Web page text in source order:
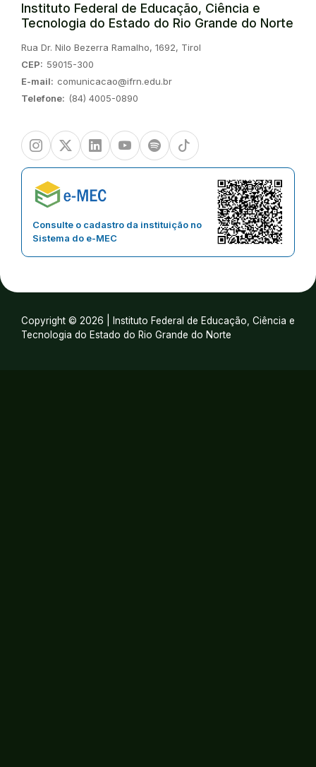
Instituto Federal de Educação, Ciência e
Tecnologia do Estado do Rio Grande do Norte
Endereço:
Rua Dr. Nilo Bezerra Ramalho, 1692, Tirol
CEP: 59015-300
E-mail: comunicacao@ifrn.edu.br
Telefone: (84) 4005-0890
InstagramTwitter/XLinkedinYoutubeSpotify TikTok
Consulte o cadastro da instituição no
Sistema do e-MEC
Copyright © 2026 | Instituto Federal de Educação, Ciência e
Tecnologia do Estado do Rio Grande do Norte